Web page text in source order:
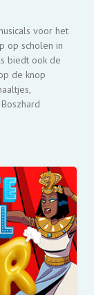
voor het
op scholen in
biedt ook de
de knop